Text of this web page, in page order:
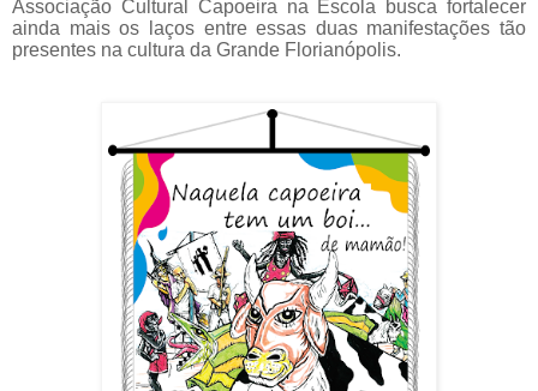
Associação Cultural Capoeira na Escola busca fortalecer
ainda mais os laços entre essas duas manifestações tão
presentes na cultura da Grande Florianópolis.